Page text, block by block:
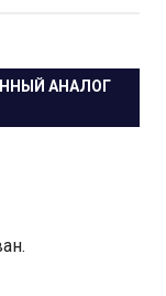
АНАЛОГ